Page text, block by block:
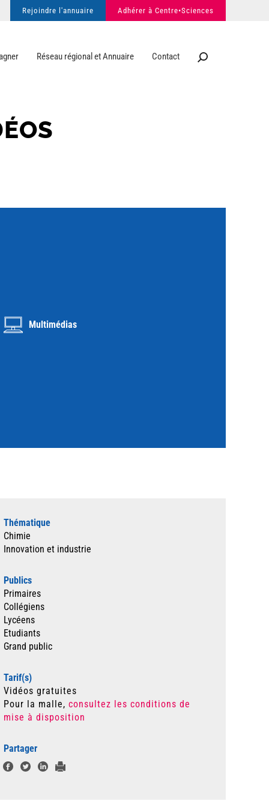
Réseau régional et Annuaire Contact
Rejoindre l'annuaire Adhérer à Centre•Sciences
Multimédias
Thématique
Chimie
Innovation et industrie
Publics
Primaires
Collégiens
Lycéens
Etudiants
Grand public
Tarif(s)
Vidéos gratuites
Pour la malle, consultez les conditions de
mise à disposition
Partager